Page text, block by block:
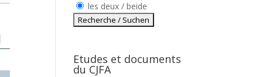
les deux / beide
Etudes et documents
du CJFA